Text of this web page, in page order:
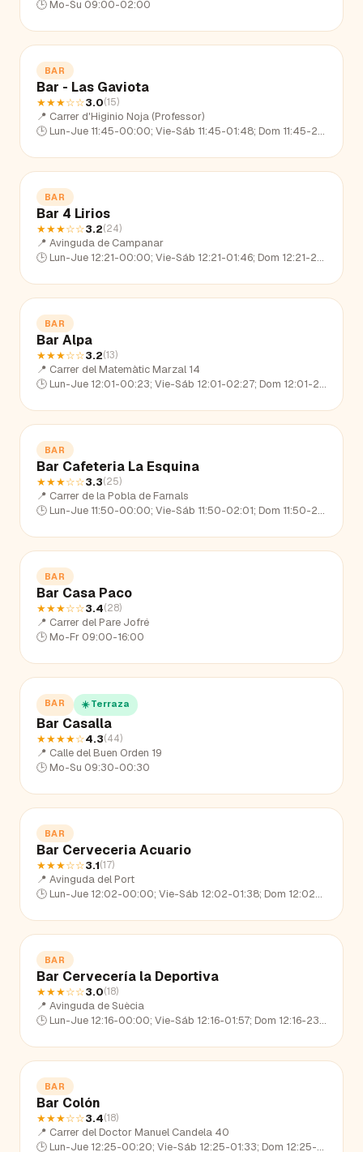
🕒 Mo-Su 09:00-02:00
BAR
Bar - Las Gaviota
★★★☆☆3.0(15)
📍 Carrer d'Higinio Noja (Professor)
🕒 Lun-Jue 11:45-00:00; Vie-Sáb 11:45-01:48; Dom 11:45-23:19
BAR
Bar 4 Lirios
★★★☆☆3.2(24)
📍 Avinguda de Campanar
🕒 Lun-Jue 12:21-00:00; Vie-Sáb 12:21-01:46; Dom 12:21-23:13
BAR
Bar Alpa
★★★☆☆3.2(13)
📍 Carrer del Matemàtic Marzal 14
🕒 Lun-Jue 12:01-00:23; Vie-Sáb 12:01-02:27; Dom 12:01-22:57
BAR
Bar Cafeteria La Esquina
★★★☆☆3.3(25)
📍 Carrer de la Pobla de Farnals
🕒 Lun-Jue 11:50-00:00; Vie-Sáb 11:50-02:01; Dom 11:50-22:57
BAR
Bar Casa Paco
★★★☆☆3.4(28)
📍 Carrer del Pare Jofré
🕒 Mo-Fr 09:00-16:00
BAR ☀️ Terraza
Bar Casalla
★★★★☆4.3(44)
📍 Calle del Buen Orden 19
🕒 Mo-Su 09:30-00:30
BAR
Bar Cerveceria Acuario
★★★☆☆3.1(17)
📍 Avinguda del Port
🕒 Lun-Jue 12:02-00:00; Vie-Sáb 12:02-01:38; Dom 12:02-22:57
BAR
Bar Cervecería la Deportiva
★★★☆☆3.0(18)
📍 Avinguda de Suècia
🕒 Lun-Jue 12:16-00:00; Vie-Sáb 12:16-01:57; Dom 12:16-23:16
BAR
Bar Colón
★★★☆☆3.4(18)
📍 Carrer del Doctor Manuel Candela 40
🕒 Lun-Jue 12:25-00:20; Vie-Sáb 12:25-01:33; Dom 12:25-23:15